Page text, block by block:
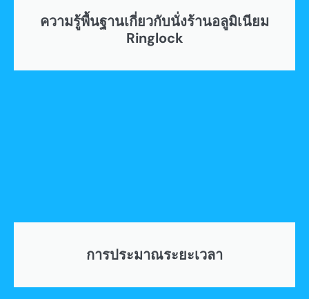
ความรู้พื้นฐานเกี่ยวกับนั่งร้านอลูมิเนียม
Ringlock
การประมาณระยะเวลา